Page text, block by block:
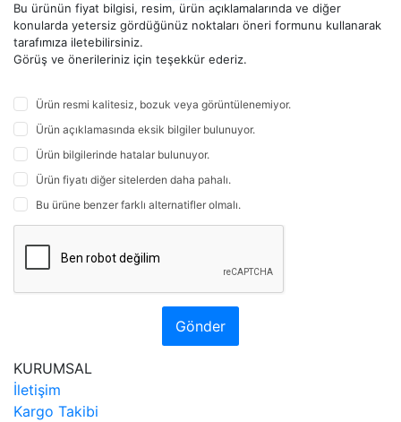
Bu ürünün fiyat bilgisi, resim, ürün açıklamalarında ve diğer
konularda yetersiz gördüğünüz noktaları öneri formunu kullanarak
tarafımıza iletebilirsiniz.
Görüş ve önerileriniz için teşekkür ederiz.
Ürün resmi kalitesiz, bozuk veya görüntülenemiyor.
Ürün açıklamasında eksik bilgiler bulunuyor.
Ürün bilgilerinde hatalar bulunuyor.
Ürün fiyatı diğer sitelerden daha pahalı.
Bu ürüne benzer farklı alternatifler olmalı.
Gönder
KURUMSAL
İletişim
Kargo Takibi